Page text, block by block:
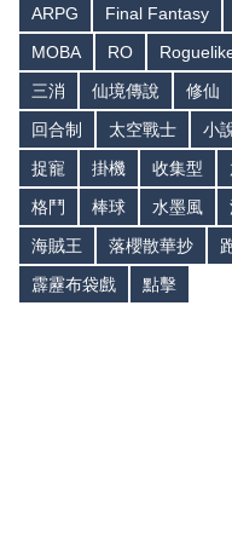
ARPG Final Fantasy
MOBA
RO
三消
仙境傳說 修仙
回合制
太空戰士 小
捉寵
掛機 收集型
格鬥
棒球 水墨風
海賊王
落櫻散華抄
霹靂布袋戲
點擊